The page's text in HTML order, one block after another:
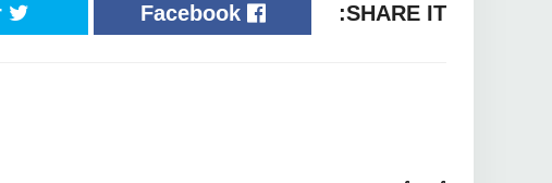
SHARE IT:
Facebook
Twitter